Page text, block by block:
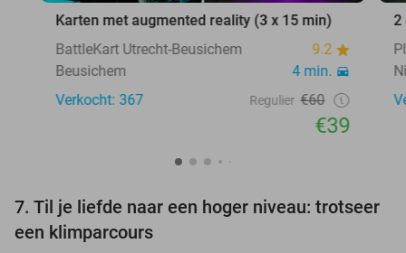
Karten met augmented reality (3 x 15 min)
BattleKart Utrecht-Beusichem
9.2
Beusichem
4 min.
Verkocht: 367
Regulier €60
€39
2
7. Til je liefde naar een hoger niveau: trotseer
een klimparcours